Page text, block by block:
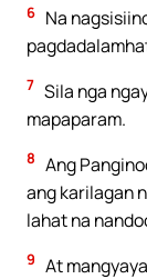
6 Na
7 Sila nga
mapaparam.
8 Ang
ang karilagan
lahat na
9 At